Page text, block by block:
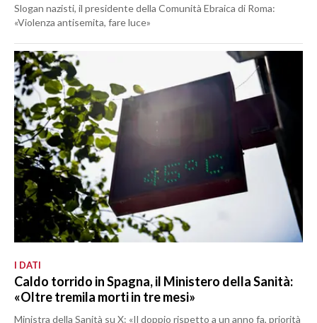
Slogan nazisti, il presidente della Comunità Ebraica di Roma:
«Violenza antisemita, fare luce»
I DATI
Caldo torrido in Spagna, il Ministero della Sanità:
«Oltre tremila morti in tre mesi»
Ministra della Sanità su X: «Il doppio rispetto a un anno fa, priorità